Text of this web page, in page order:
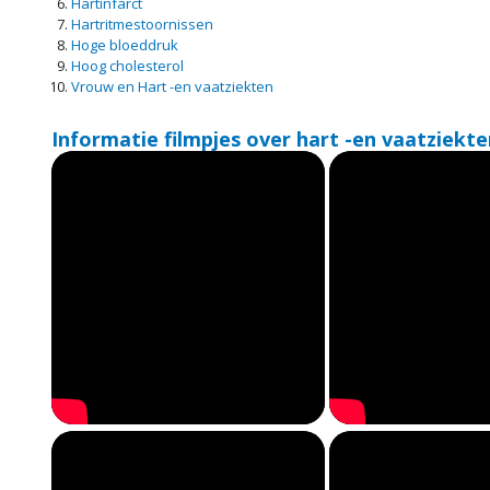
Hartritmestoornissen
Hoge bloeddruk
Hoog cholesterol
Vrouw en Hart -en vaatziekten
Informatie filmpjes over hart -en